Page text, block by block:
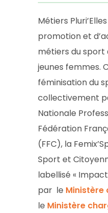
Métiers
promotion et
métiers du sport
jeunes femmes.
féminisation du
collectivement
Nationale
Fédération
(FFC), la
Sport et
labellisé «
par le Ministère
le Ministère